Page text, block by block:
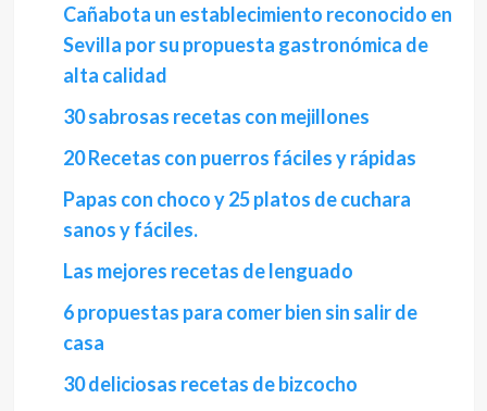
Cañabota un establecimiento reconocido en
Sevilla por su propuesta gastronómica de
alta calidad
30 sabrosas recetas con mejillones
20 Recetas con puerros fáciles y rápidas
Papas con choco y 25 platos de cuchara
sanos y fáciles.
Las mejores recetas de lenguado
6 propuestas para comer bien sin salir de
casa
30 deliciosas recetas de bizcocho